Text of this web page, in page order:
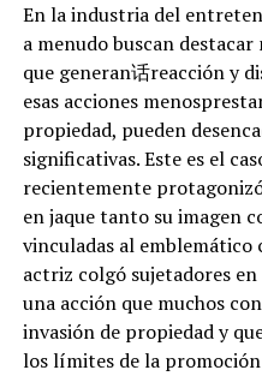
En la industria del
a menudo buscan
que generan话reacción y
esas acciones
propiedad, pueden
significativas. Este es el
recientemente
en jaque tanto su imagen
vinculadas al emblemático
actriz colgó sujetadores
una acción que muchos
invasión de propiedad y
los límites de la